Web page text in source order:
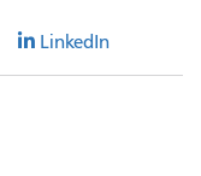
LinkedIn